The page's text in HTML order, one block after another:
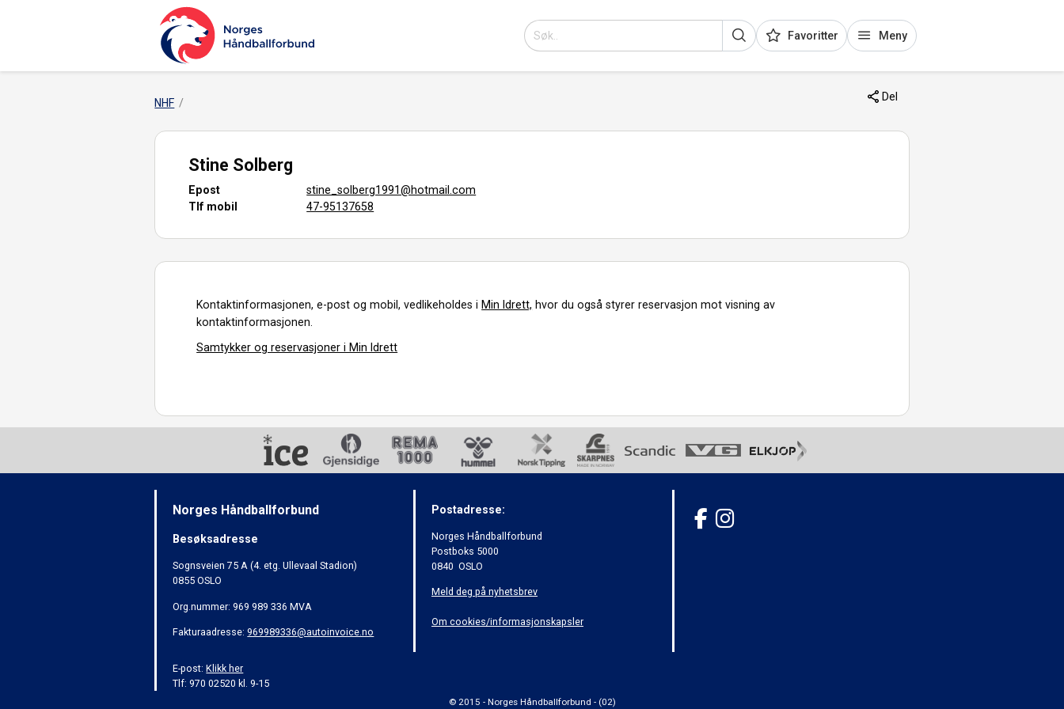
Favoritter Meny
NHF Del
Stine Solberg
Epost
stine_solberg1991@hotmail.com
Tlf mobil
47-95137658
Kontaktinformasjonen, e-post og mobil, vedlikeholdes i Min Idrett, hvor du også styrer reservasjon mot visning av
kontaktinformasjonen.
Samtykker og reservasjoner i Min Idrett
Norges Håndballforbund
Besøksadresse
Sognsveien 75 A (4. etg. Ullevaal Stadion)
0855 OSLO
Org.nummer: 969 989 336 MVA
Fakturaadresse:969989336@autoinvoice.no
E-post:Klikk her
Tlf: 970 02520 kl. 9-15
Postadresse:
Norges Håndballforbund
Postboks 5000
0840 OSLO
Meld deg på nyhetsbrev
Om cookies/informasjonskapsler
© 2015 - Norges Håndballforbund - (02)